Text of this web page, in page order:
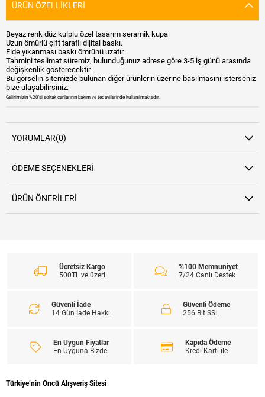
ÜRÜN ÖZELLIKLERI
Beyaz renk düz kulplu özel tasarım seramik kupa
Uzun ömürlü çift taraflı dijital baskı.
Elde yıkanması baskı ömrünü uzatır.
Tahmini teslimat süremiz, bulunduğunuz adrese göre 3-5 iş günü arasında
değişkenlik gösterecektir.
Bu görselin sitemizde bulunan diğer ürünlerin üzerine basılmasını isterseniz
bize ulaşabilirsiniz.
Gelirimizin %20'si sokak canlarının bakım ve tedavilerinde kullanılmaktadır.
YORUMLAR(0)
ÖDEME SEÇENEKLERI
ÜRÜN ÖNERILERI
Ücretsiz Kargo
500TL ve üzeri
%100 Memnuniyet
7/24 Canlı Destek
Güvenli İade
14 Gün İade Hakkı
Güvenli Ödeme
256 Bit SSL
En Uygun Fiyatlar
En Uyguna Bizde
Kapıda Ödeme
Kredi Kartı ile
Türkiye’nin Öncü Alışveriş Sitesi